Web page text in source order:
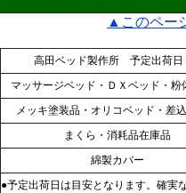
▲このペー
高田ベッド製作所 予定出荷日
マッサージベッド・ＤＸベッド・粉
メッキ塗装品・オリコベッド・差
まくら・消耗品在庫品
綿製カバー
●予定出荷日は目安となります。確実